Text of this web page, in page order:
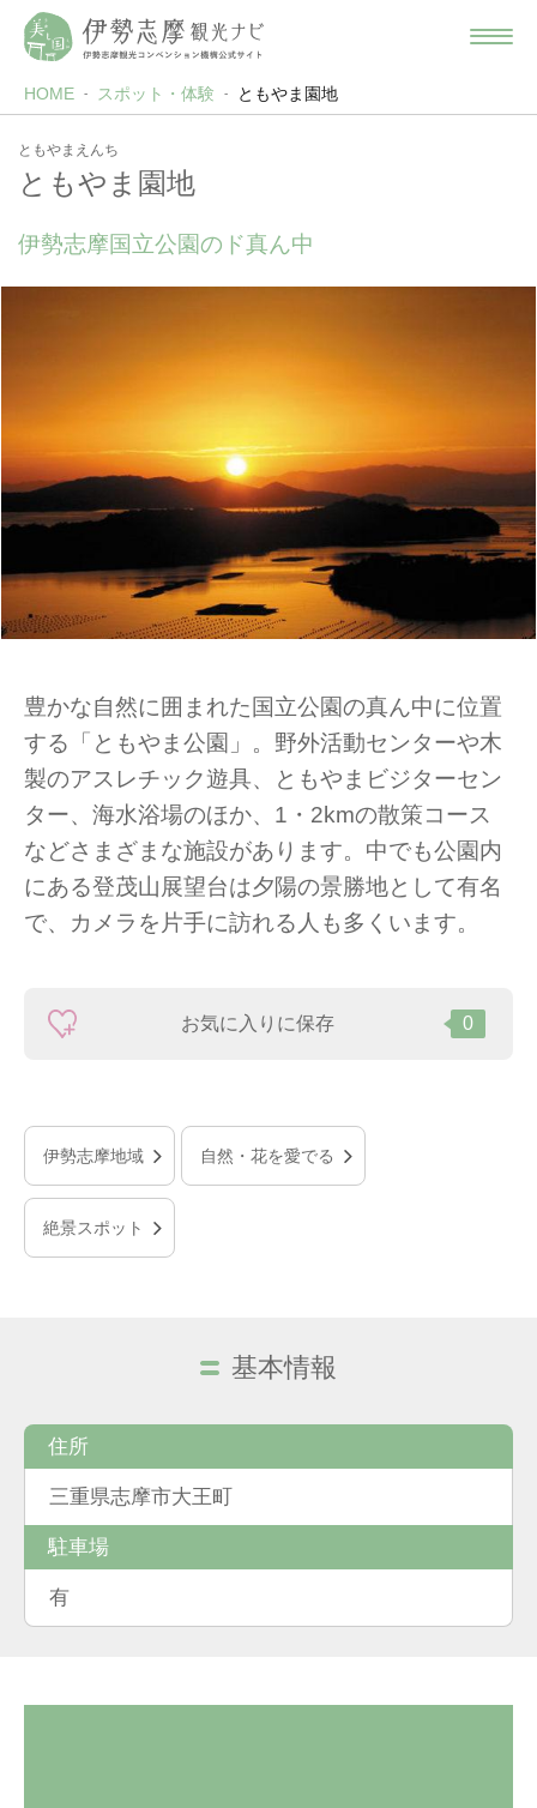
HOME スポット・体験 ともやま園地
ともやまえんち
ともやま園地
伊勢志摩国立公園のド真ん中
豊かな自然に囲まれた国立公園の真ん中に位置
する「ともやま公園」。野外活動センターや木
製のアスレチック遊具、ともやまビジターセン
ター、海水浴場のほか、1・2kmの散策コース
などさまざまな施設があります。中でも公園内
にある登茂山展望台は夕陽の景勝地として有名
で、カメラを片手に訪れる人も多くいます。
お気に入りに保存 0
伊勢志摩地域 自然・花を愛でる
絶景スポット
基本情報
住所
三重県志摩市大王町
駐車場
有